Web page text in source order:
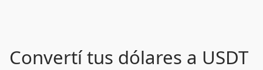
Convertí tus dólares a USDT